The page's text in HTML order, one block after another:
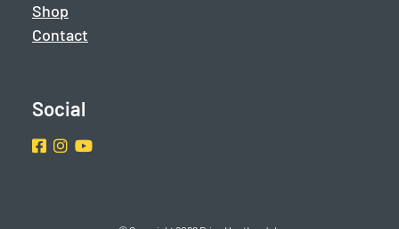
Shop
Contact
Social
Facebook
Instragram
Youtube